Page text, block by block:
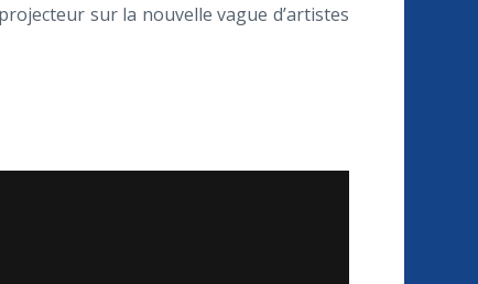
sur la nouvelle vague d’artistes